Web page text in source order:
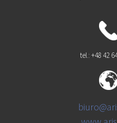
tel.: +48 42